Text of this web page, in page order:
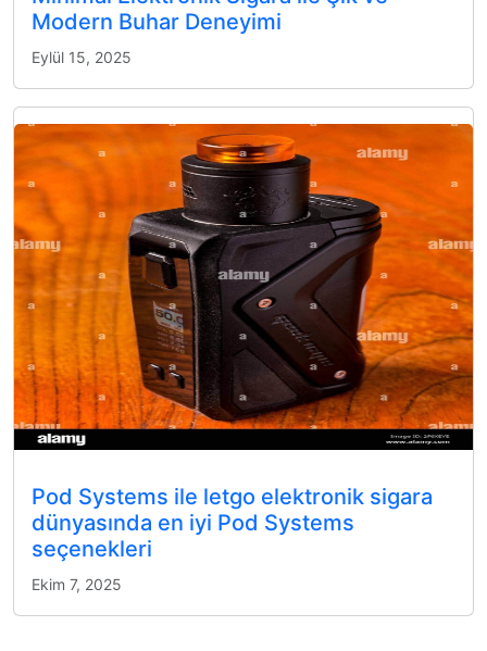
Modern Buhar Deneyimi
Eylül 15, 2025
Pod Systems ile letgo elektronik sigara
dünyasında en iyi Pod Systems
seçenekleri
Ekim 7, 2025